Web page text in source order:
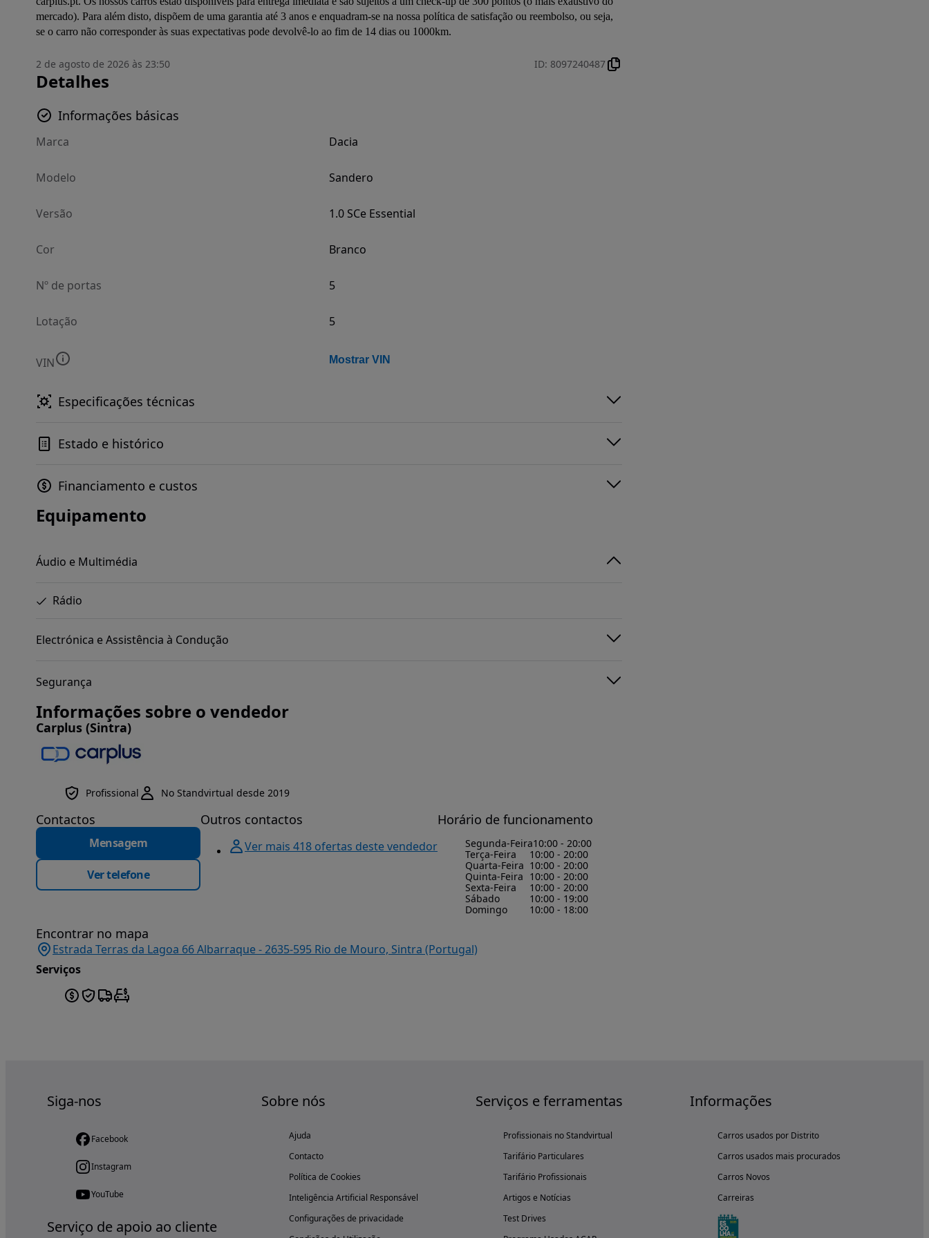
mercado). Para além disto, dispõem de uma garantia até 3 anos e enquadram-se na nossa política de satisfação ou reembolso, ou seja,
se o carro não corresponder às suas expectativas pode devolvê-lo ao fim de 14 dias ou 1000km.
2 de agosto de 2026 às 23:50 ID: 8097240487
Detalhes
Informações básicas
Marca Dacia
Modelo Sandero
Versão 1.0 SCe Essential
Cor Branco
Nº de portas 5
Lotação 5
VIN Mostrar VIN
Especificações técnicas
Estado e histórico
Financiamento e custos
Equipamento
Áudio e Multimédia
Rádio
Electrónica e Assistência à Condução
Segurança
Informações sobre o vendedor
Carplus (Sintra)
Profissional No Standvirtual desde 2019
Contactos
Mensagem
Ver telefone
Outros contactos
Ver mais 418 ofertas deste vendedor
Horário de funcionamento
Segunda-Feira10:00 - 20:00
Terça-Feira
10:00 - 20:00
Quarta-Feira 10:00 - 20:00
Quinta-Feira 10:00 - 20:00
Sexta-Feira
10:00 - 20:00
Sábado
10:00 - 19:00
Domingo
10:00 - 18:00
Encontrar no mapa
Estrada Terras da Lagoa 66 Albarraque - 2635-595 Rio de Mouro, Sintra (Portugal)
Serviços
Siga-nos
Facebook
Instagram
YouTube
Serviço de apoio ao cliente
Sobre nós
Ajuda
Contacto
Política de Cookies
Inteligência Artificial Responsável
Configurações de privacidade
Serviços e ferramentas
Profissionais no Standvirtual
Tarifário Particulares
Tarifário Profissionais
Artigos e Notícias
Test Drives
Informações
Carros usados por Distrito
Carros usados mais procurados
Carros Novos
Carreiras